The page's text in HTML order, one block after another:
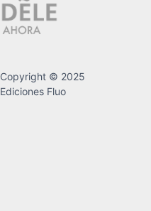
Copyright © 2025
Ediciones Fluo